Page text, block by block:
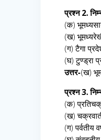
प्रश्न 2.
(क)
(ख)
(ग) टैगा
(घ) टुण्ड्रा
उत्तर-(ख)
प्रश्न 3.
(क)
(ख)
(ग) पर्वतीय